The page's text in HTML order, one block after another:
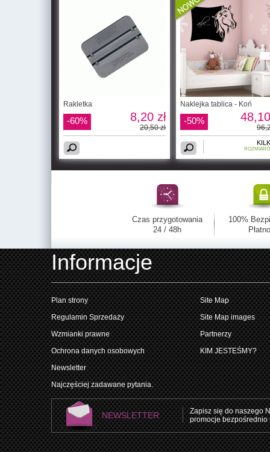
Rakletka
-60% 8,20 zł
20,50 zł
Naklejka tablica - Koń
-50%
Czas przygotowania
24 / 48h
100%
Informacje
Plan strony
Regulamin Sprzedaży
Wzmianki prawne
Ochrona danych osobowych
Newsletter
Najczęściej zadawane pytania.
Site Map
Site Map images
Partnerzy
KIM JESTEŚMY?
NEWSLETTER
Zapisz się do naszego
promocje bezpośrednio